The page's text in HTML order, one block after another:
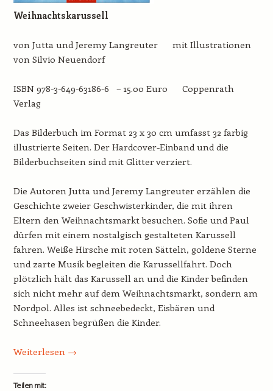
Weihnachtskarussell
von Jutta und Jeremy Langreuter mit Illustrationen
von Silvio Neuendorf
ISBN 978-3-649-63186-6 – 15.00 Euro Coppenrath
Verlag
Das Bilderbuch im Format 23 x 30 cm umfasst 32 farbig
illustrierte Seiten. Der Hardcover-Einband und die
Bilderbuchseiten sind mit Glitter verziert.
Die Autoren Jutta und Jeremy Langreuter erzählen die
Geschichte zweier Geschwisterkinder, die mit ihren
Eltern den Weihnachtsmarkt besuchen. Sofie und Paul
dürfen mit einem nostalgisch gestalteten Karussell
fahren. Weiße Hirsche mit roten Sätteln, goldene Sterne
und zarte Musik begleiten die Karussellfahrt. Doch
plötzlich hält das Karussell an und die Kinder befinden
sich nicht mehr auf dem Weihnachtsmarkt, sondern am
Nordpol. Alles ist schneebedeckt, Eisbären und
Schneehasen begrüßen die Kinder.
Weiterlesen →
Teilen mit: